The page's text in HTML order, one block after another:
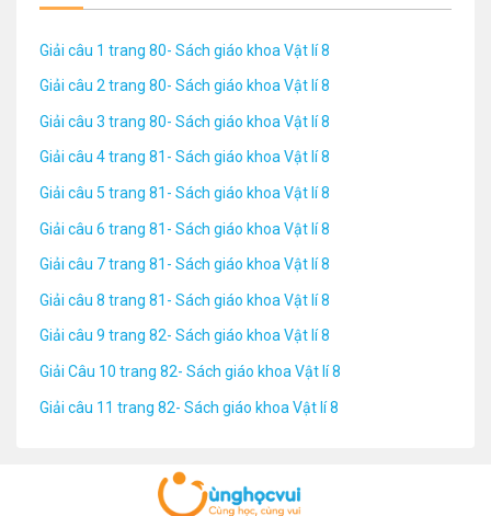
Giải câu 1 trang 80- Sách giáo khoa Vật lí 8
Giải câu 2 trang 80- Sách giáo khoa Vật lí 8
Giải câu 3 trang 80- Sách giáo khoa Vật lí 8
Giải câu 4 trang 81- Sách giáo khoa Vật lí 8
Giải câu 5 trang 81- Sách giáo khoa Vật lí 8
Giải câu 6 trang 81- Sách giáo khoa Vật lí 8
Giải câu 7 trang 81- Sách giáo khoa Vật lí 8
Giải câu 8 trang 81- Sách giáo khoa Vật lí 8
Giải câu 9 trang 82- Sách giáo khoa Vật lí 8
Giải Câu 10 trang 82- Sách giáo khoa Vật lí 8
Giải câu 11 trang 82- Sách giáo khoa Vật lí 8